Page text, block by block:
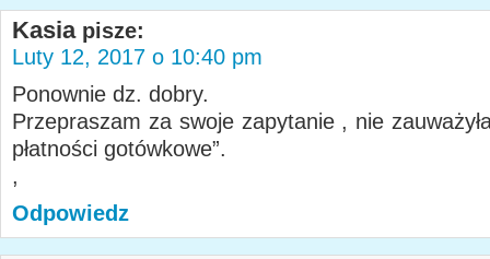
Kasia pisze:
Luty 12, 2017 o 10:40 pm
Ponownie dz. dobry.
Przepraszam za swoje zapytanie , nie
płatności gotówkowe”.
,
Odpowiedz